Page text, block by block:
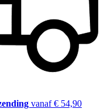
vanaf € 54,90